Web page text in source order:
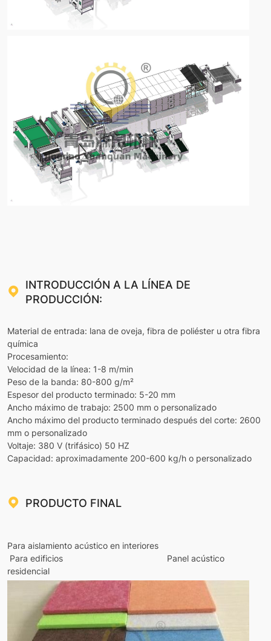
INTRODUCCIÓN A LA LÍNEA DE
PRODUCCIÓN:
Material de entrada: lana de oveja, fibra de poliéster u otra fibra
química
Procesamiento:
Velocidad de la línea: 1-8 m/min
Peso de la banda: 80-800 g/m²
Espesor del producto terminado: 5-20 mm
Ancho máximo de trabajo: 2500 mm o personalizado
Ancho máximo del producto terminado después del corte: 2600
mm o personalizado
Voltaje: 380 V (trifásico) 50 HZ
Capacidad: aproximadamente 200-600 kg/h o personalizado
PRODUCTO FINAL
Para aislamiento acústico en interiores
Para edificios Panel acústico
residencial